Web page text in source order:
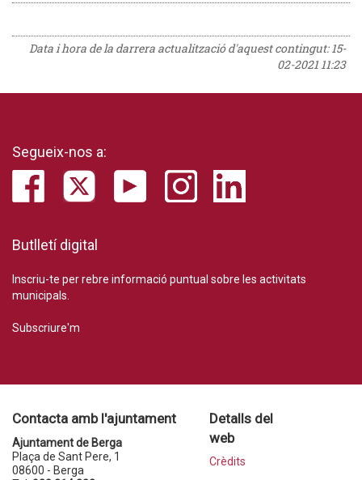
Data i hora de la darrera actualització d'aquest contingut:15-
02-2021 11:23
Segueix-nos a:
Butlletí digital
Inscriu-te per rebre informació puntual sobre les activitats
municipals.
Subscriure'm
Contacta amb l'ajuntament
Ajuntament de Berga
Plaça de Sant Pere, 1
08600 - Berga
Detalls del
web
Crèdits